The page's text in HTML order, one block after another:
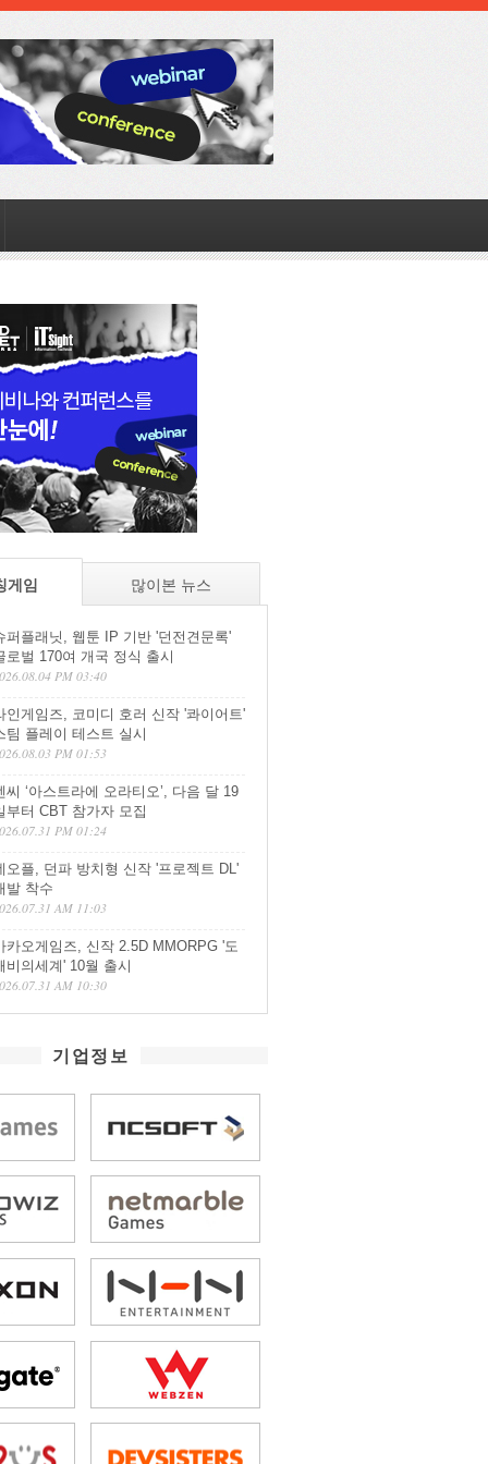
게임 많이본 뉴스
퍼플래닛, 웹툰 IP 기반 '던전견문록'
로벌 170여 개국 정식 출시
PM 03:40
인게임즈, 코미디 호러 신작 '콰이어트'
팀 플레이 테스트 실시
PM 01:53
씨 ‘아스트라에 오라티오’, 다음 달 19
부터 CBT 참가자 모집
PM 01:24
오플, 던파 방치형 신작 '프로젝트 DL'
발 착수
AM 11:03
카오게임즈, 신작 2.5D MMORPG '도
비의세계' 10월 출시
AM 10:30
기업정보